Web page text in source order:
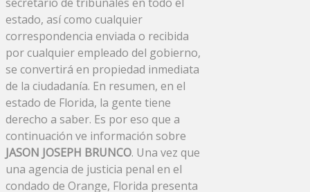
estado, así como cualquier
correspondencia enviada o recibida
por cualquier empleado del gobierno,
se convertirá en propiedad inmediata
de la ciudadanía. En resumen, en el
estado de Florida, la gente tiene
derecho a saber. Es por eso que a
continuación ve información sobre
JASON JOSEPH BRUNCO. Una vez que
una agencia de justicia penal en el
condado de Orange, Florida presenta